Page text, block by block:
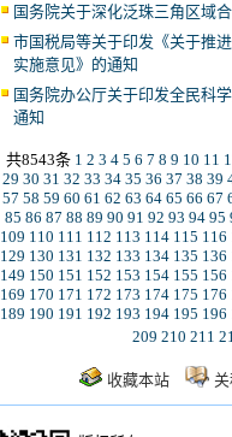
国务院关于深化泛珠三角区域
市国税局等关于印发《关于推
实施意见》的通知
国务院办公厅关于印发全民科
通知
共8543条 1 2 3 4 5 6 7 8 9 10 11
29 30 31 32 33 34 35 36 37 38 39
57 58 59 60 61 62 63 64 65 66 67
85 86 87 88 89 90 91 92 93 94 95
109 110 111 112 113 114 115 116
129 130 131 132 133 134 135 136
149 150 151 152 153 154 155 156
169 170 171 172 173 174 175 176
189 190 191 192 193 194 195 196
209 210 211
收藏本站